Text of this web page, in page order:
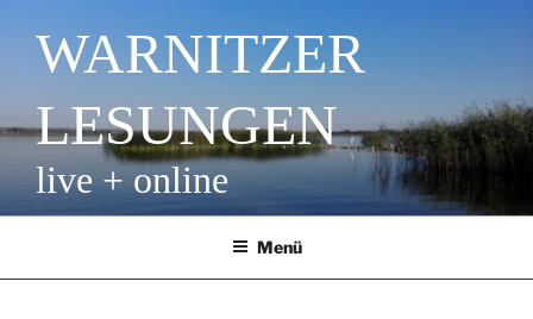
Inhalt
springenWARNITZER
LESUNGEN
live + online
Menü